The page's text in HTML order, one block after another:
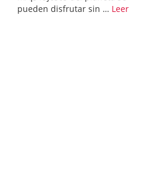
pueden disfrutar sin … Leer